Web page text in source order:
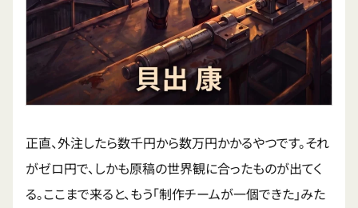
正直、外注したら数千円から数万円かかるやつです。それ
がゼロ円で、しかも原稿の世界観に合ったものが出てく
る。ここまで来ると、もう「制作チームが一個できた」みた